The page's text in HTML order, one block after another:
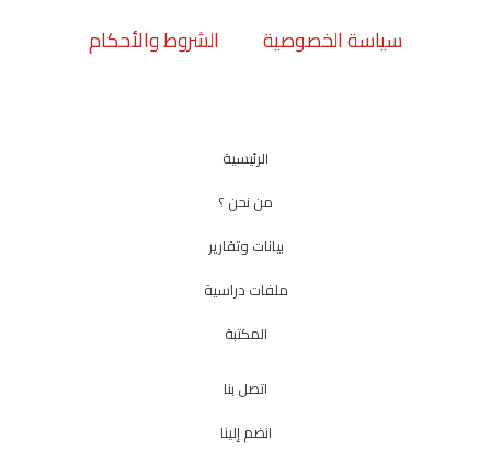
سياسة الخصوصية الشروط والأحكام
الرئيسية
من نحن ؟
بيانات وتقارير
ملفات دراسية
المكتبة
اتصل بنا
انضم إلينا